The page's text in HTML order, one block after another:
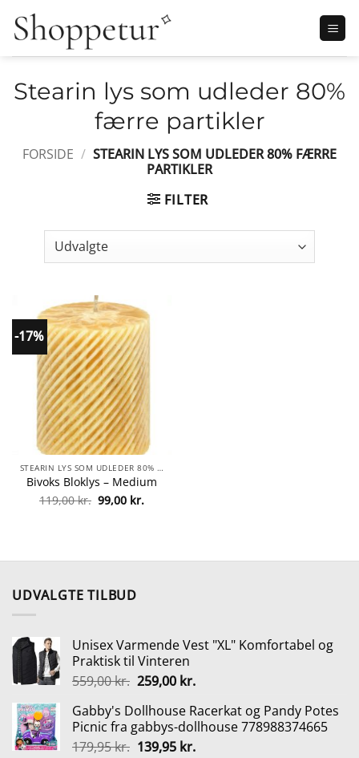
Fortsæt
Stearin lys som udleder 80%
færre partikler
FORSIDE / STEARIN LYS SOM UDLEDER 80% FÆRRE
PARTIKLER
FILTER
-17%
STEARIN LYS SOM UDLEDER 80% FÆRRE PARTIKLER
Bivoks Bloklys – Medium
119,00kr. Den
oprindelige
99,00 kr.Den
aktuelle
UDVALGTE TILBUD
Unisex Varmende Vest "XL" Komfortabel og
Praktisk til Vinteren
559,00kr. Den
pris
var:
559,00 kr..
259,00 kr.Den
pris
er:
259,00 kr..
Gabby's Dollhouse Racerkat og Pandy Potes
Picnic fra gabbys-dollhouse 778988374665
179,95kr. Den
139,95 kr.Den